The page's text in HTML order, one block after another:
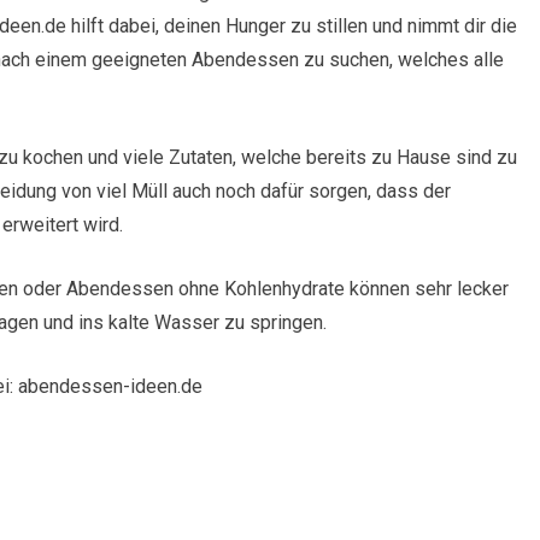
hilft dabei, deinen Hunger zu stillen und nimmt dir die
einem geeigneten Abendessen zu suchen, welches alle
kochen und viele Zutaten, welche bereits zu Hause sind zu
von viel Müll auch noch dafür sorgen, dass der
wird.
oder Abendessen ohne Kohlenhydrate können sehr lecker
und ins kalte Wasser zu springen.
abendessen-ideen.de